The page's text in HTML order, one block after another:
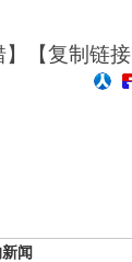
】【复制链接
闻